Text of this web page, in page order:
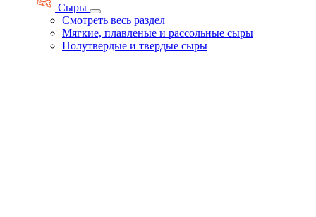
Сыры
Смотреть весь раздел
Мягкие, плавленые и рассольные сыры
Полутвердые и твердые сыры